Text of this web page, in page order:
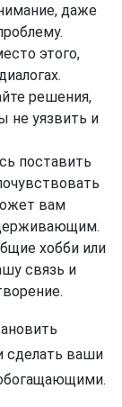
даже
этого,
решения,
не уязвить и
поставить
вам
хобби или
связь и
сделать ваши